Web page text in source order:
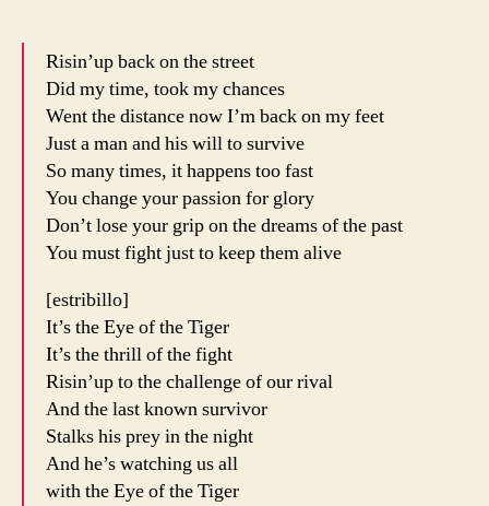
Risin’up back on the street
Did my time, took my chances
Went the distance now I’m back on my feet
Just a man and his will to survive
So many times, it happens too fast
You change your passion for glory
Don’t lose your grip on the dreams of the past
You must fight just to keep them alive
[estribillo]
It’s the Eye of the Tiger
It’s the thrill of the fight
Risin’up to the challenge of our rival
And the last known survivor
Stalks his prey in the night
And he’s watching us all
with the Eye of the Tiger